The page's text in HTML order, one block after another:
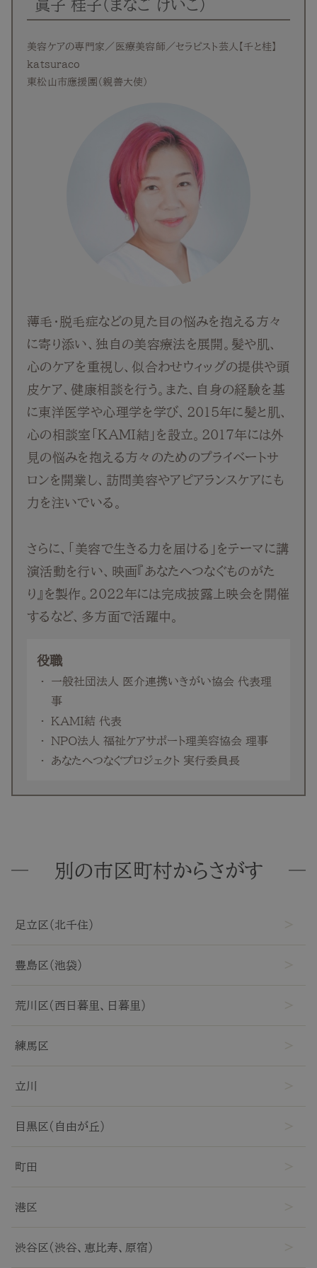
眞子 桂子（まなご けいこ）
美容ケアの専門家／医療美容師／セラピスト芸人【千と桂】
katsuraco
東松山市應援團（親善大使）
薄毛・脱毛症などの見た目の悩みを抱える方々
に寄り添い、独自の美容療法を展開。髪や肌、
心のケアを重視し、似合わせウィッグの提供や頭
皮ケア、健康相談を行う。また、自身の経験を基
に東洋医学や心理学を学び、2015年に髪と肌、
心の相談室「KAMI結」を設立。2017年には外
見の悩みを抱える方々のためのプライベートサ
ロンを開業し、訪問美容やアピアランスケアにも
力を注いでいる。
さらに、「美容で生きる力を届ける」をテーマに講
演活動を行い、映画『あなたへつなぐものがた
り』を製作。2022年には完成披露上映会を開催
するなど、多方面で活躍中。
役職
一般社団法人 医介連携いきがい協会 代表理
事
KAMI結 代表
NPO法人 福祉ケアサポート理美容協会 理事
あなたへつなぐプロジェクト 実行委員長
別の市区町村からさがす
足立区（北千住）
豊島区（池袋）
荒川区(西日暮里、日暮里)
練馬区
立川
目黒区(自由が丘)
町田
港区
渋谷区(渋谷、恵比寿、原宿)